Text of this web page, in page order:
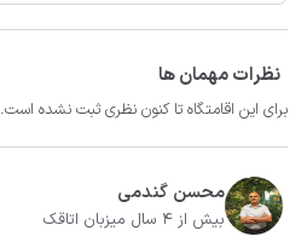
نظرات مهمان ها
برای این اقامتگاه تا کنون نظری ثبت نشده است.
محسن گندمی
بیش از 4 سال میزبان اتاقک